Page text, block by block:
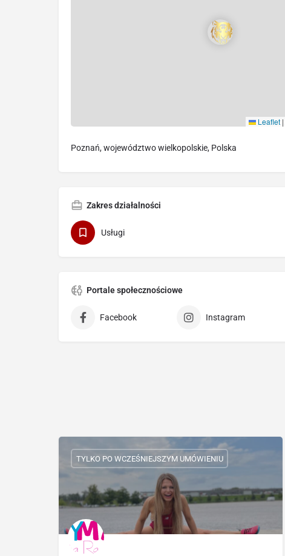
Leaflet |
Poznań, województwo wielkopolskie, Polska
Zakres działalności
Usługi
Portale społecznościowe
Facebook Instagram
TYLKO PO WCZEŚNIEJSZYM UMÓWIENIU